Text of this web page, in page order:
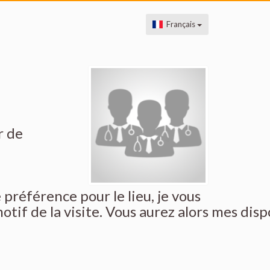
Français
de
préférence pour le lieu, je vous
de la visite. Vous aurez alors mes